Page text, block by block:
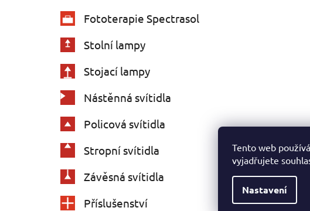
Tento web
vyjadřujete
Nastavení
Fototerapie Spectrasol
Stolní lampy
Stojací lampy
Nástěnná svítidla
Policová svítidla
Stropní svítidla
Závěsná svítidla
Příslušenství